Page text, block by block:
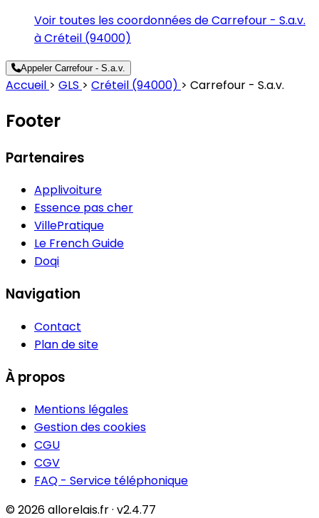
Voir toutes les coordonnées de Carrefour - S.a.v.
à Créteil (94000)
Appeler Carrefour - S.a.v.
Accueil > GLS > Créteil (94000) > Carrefour - S.a.v.
Footer
Partenaires
Applivoiture
Essence pas cher
VillePratique
Le French Guide
Doqi
Navigation
Contact
Plan de site
À propos
Mentions légales
Gestion des cookies
CGU
CGV
FAQ - Service téléphonique
© 2026 allorelais.fr · v2.4.77